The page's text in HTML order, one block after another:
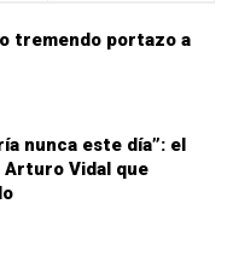
tremendo portazo a
nunca este día”: el
Arturo Vidal que